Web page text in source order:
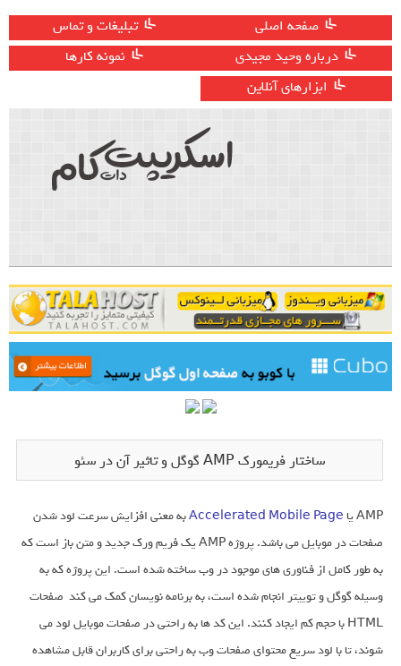
صفحه اصلی
تبلیغات و تماس
درباره وحید مجیدی
نمونه کارها
ابزارهای آنلاین
ساختار فریمورک AMP گوگل و تاثیر آن در سئو
AMP یا Accelerated Mobile Pageبه معنی افزایش سرعت لود شدن
صفحات در موبایل می باشد. پروژه AMP یک فریم ورک جدید و متن باز است که
به طور کامل از فناوری های موجود در وب ساخته شده است. این پروژه که به
وسیله گوگل و توییتر انجام شده است، به برنامه نویسان کمک می کند صفحات
HTML با حجم کم ایجاد کنند. این کد ها به راحتی در صفحات موبایل لود می
شوند، تا با لود سریع محتوای صفحات وب به راحتی برای کاربران قابل مشاهده